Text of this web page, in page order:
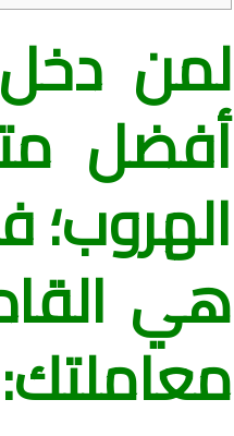
لمن
أفضل
الهروب؛
هي
معاملتك: